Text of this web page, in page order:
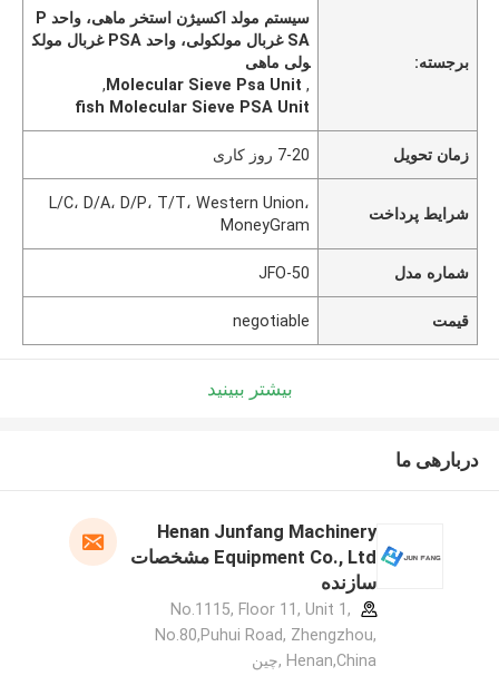
برجسته:
سیستم مولد اکسیژن استخر ماهی، واحد P
SA غربال مولکولی، واحد PSA غربال مولک
ولی ماهی
,
Molecular Sieve Psa Unit
,
fish Molecular Sieve PSA Unit
زمان تحویل 7-20 روز کاری
شرایط پرداخت
L/C، D/A، D/P، T/T، Western Union،
MoneyGram
شماره مدل JFO-50
قیمت negotiable
بیشتر ببینید
دربارهی ما
Henan Junfang Machinery
Equipment Co., Ltd مشخصات
سازنده
No.1115, Floor 11, Unit 1,
No.80,Puhui Road, Zhengzhou,
Henan,China ,چین